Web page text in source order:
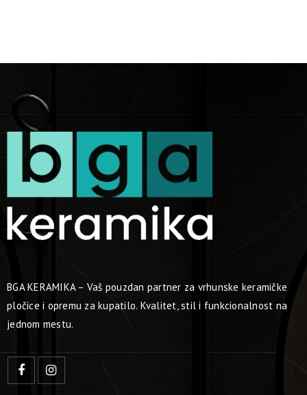
BGA KERAMIKA – Vaš pouzdan partner za vrhunske keramičke
pločice i opremu za kupatilo. Kvalitet, stil i funkcionalnost na
jednom mestu.